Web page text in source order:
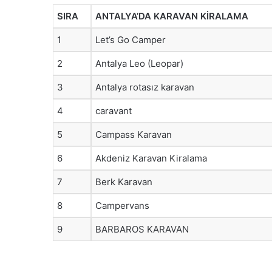
SIRA ANTALYA’DA KARAVAN KİRALAMA
1 Let’s Go Camper
2 Antalya Leo (Leopar)
3 Antalya rotasız karavan
4 caravant
5 Campass Karavan
6 Akdeniz Karavan Kiralama
7 Berk Karavan
8 Campervans
9 BARBAROS KARAVAN